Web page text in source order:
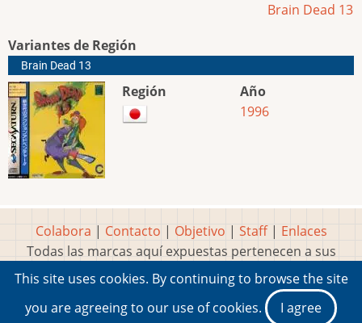
Brain Dead 13
Variantes de Región
Brain Dead 13
Región
Año
1996
Colabora | Contacto | Objetivo | Staff| Enlaces
Todas las marcas aquí expuestas pertenecen a sus
respectivos y legítimos dueños
Idea, página, contenidos y diseños creados porMarty
2001-2026 Museo del Videojuego®
This site uses cookies. By continuing to browse the site
you are agreeing to our use of cookies.
I agree